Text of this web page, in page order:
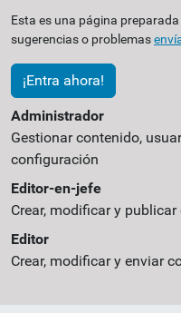
Esta es una página
sugerencias o problemas
¡Entra ahora!
Administrador
Gestionar contenido,
configuración
Editor-en-jefe
Crear, modificar y
Editor
Crear, modificar y enviar